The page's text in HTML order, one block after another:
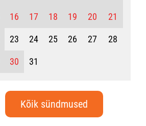
16 17 18 19 20 21
23 24 25 26 27 28
30 31
Kõik sündmused